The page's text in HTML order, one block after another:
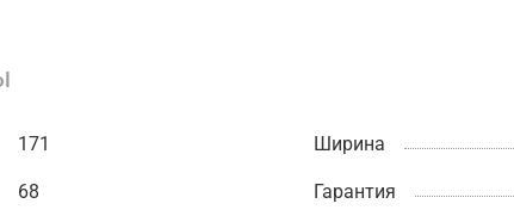
171 Ширина
68 Гарантия